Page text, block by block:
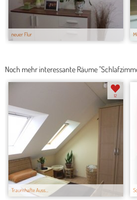
neuer Flur
Noch mehr interessante Räume
Traumhafte Auss...
12